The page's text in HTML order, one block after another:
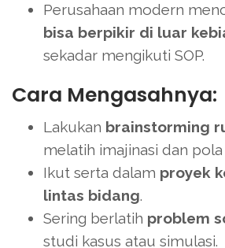
Perusahaan modern
bisa berpikir di luar
sekadar mengikuti SOP.
Cara Mengasahnya:
Lakukan brainstorming
melatih imajinasi dan
Ikut serta dalam proyek
lintas bidang.
Sering berlatih problem
studi kasus atau simulasi.